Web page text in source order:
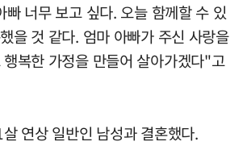
너무 보고 싶다. 오늘 함께할 수 있
을 것 같다. 엄마 아빠가 주신 사랑을
복한 가정을 만들어 살아가겠다"고
연상 일반인 남성과 결혼했다.